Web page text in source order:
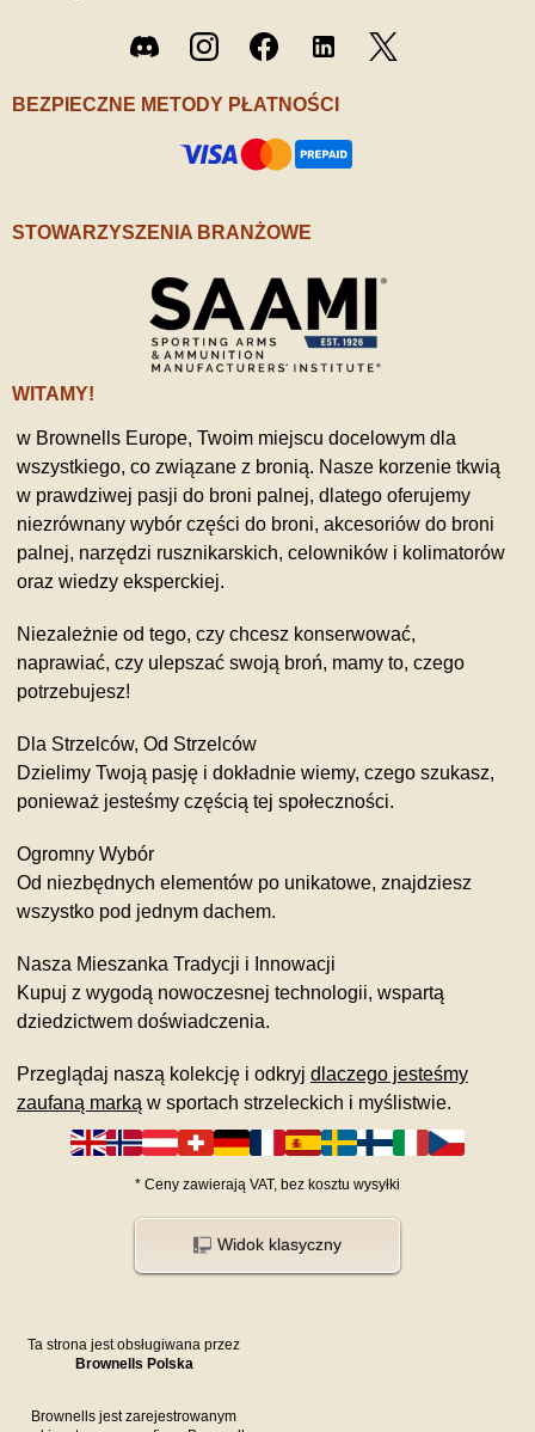
Discord Instagram Facebook LinkedIn
BEZPIECZNE METODY PŁATNOŚCI
STOWARZYSZENIA BRANŻOWE
WITAMY!
w Brownells Europe, Twoim miejscu docelowym dla
wszystkiego, co związane z bronią. Nasze korzenie tkwią
w prawdziwej pasji do broni palnej, dlatego oferujemy
niezrównany wybór części do broni, akcesoriów do broni
palnej, narzędzi rusznikarskich, celowników i kolimatorów
oraz wiedzy eksperckiej.
Niezależnie od tego, czy chcesz konserwować,
naprawiać, czy ulepszać swoją broń, mamy to, czego
potrzebujesz!
Dla Strzelców, Od Strzelców
Dzielimy Twoją pasję i dokładnie wiemy, czego szukasz,
ponieważ jesteśmy częścią tej społeczności.
Ogromny Wybór
Od niezbędnych elementów po unikatowe, znajdziesz
wszystko pod jednym dachem.
Nasza Mieszanka Tradycji i Innowacji
Kupuj z wygodą nowoczesnej technologii, wspartą
dziedzictwem doświadczenia.
Przeglądaj naszą kolekcję i odkryj dlaczego jesteśmy
zaufaną marką w sportach strzeleckich i myślistwie.
* Ceny zawierają VAT, bez kosztu wysyłki
Widok klasyczny
Ta strona jest obsługiwana przez
Brownells Polska
Brownells jest zarejestrowanym